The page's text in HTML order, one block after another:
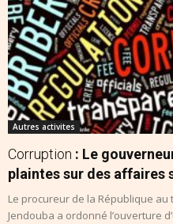
Autres activites
Corruption : Le
plaintes sur des affaires
Le procureur de la République
Jendouba a ordonné l’ouverture